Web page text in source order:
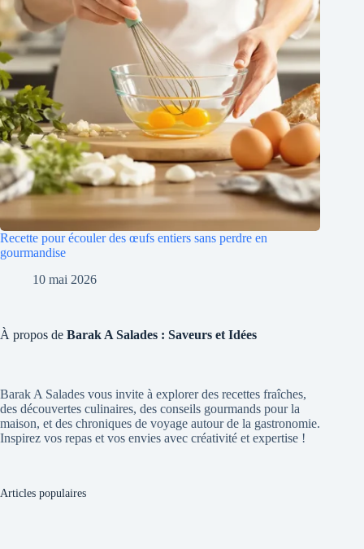
Recette pour écouler des œufs entiers sans perdre en
gourmandise
10 mai 2026
À propos de Barak A Salades : Saveurs et Idées
Barak A Salades vous invite à explorer des recettes fraîches,
des découvertes culinaires, des conseils gourmands pour la
maison, et des chroniques de voyage autour de la gastronomie.
Inspirez vos repas et vos envies avec créativité et expertise !
Articles populaires